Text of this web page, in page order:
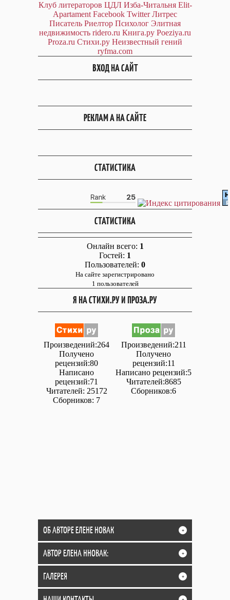
Клуб литераторов ЦДЛ Изба-Читальня Elit-
Apartament Facebook Twitter Литрес
Писатель Риелтор Психолог Элитная
недвижимость ridero.ru Книга.ру Poeziya.ru
Proza.ru Стихи.ру Неизвестный гений
ryfma.com
ВХОД НА САЙТ
РЕКЛАМ А НА САЙТЕ
СТАТИСТИКА
СТАТИСТИКА
Онлайн всего: 1
Гостей: 1
Пользователей: 0
На сайте зарегистрировано
1 пользователей
Я НА СТИХИ.РУ И ПРОЗА.РУ
Произведений:264
Получено
рецензий:80
Написано
рецензий:71
Читателей: 25172
Сборников: 7
Произведений:211
Получено
рецензий:11
Написано рецензий:5
Читателей:8685
Сборников:6
ОБ АВТОРЕ ЕЛЕНЕ НОВАК +
АВТОР ЕЛЕНА ННОВАК: +
ГАЛЕРЕЯ +